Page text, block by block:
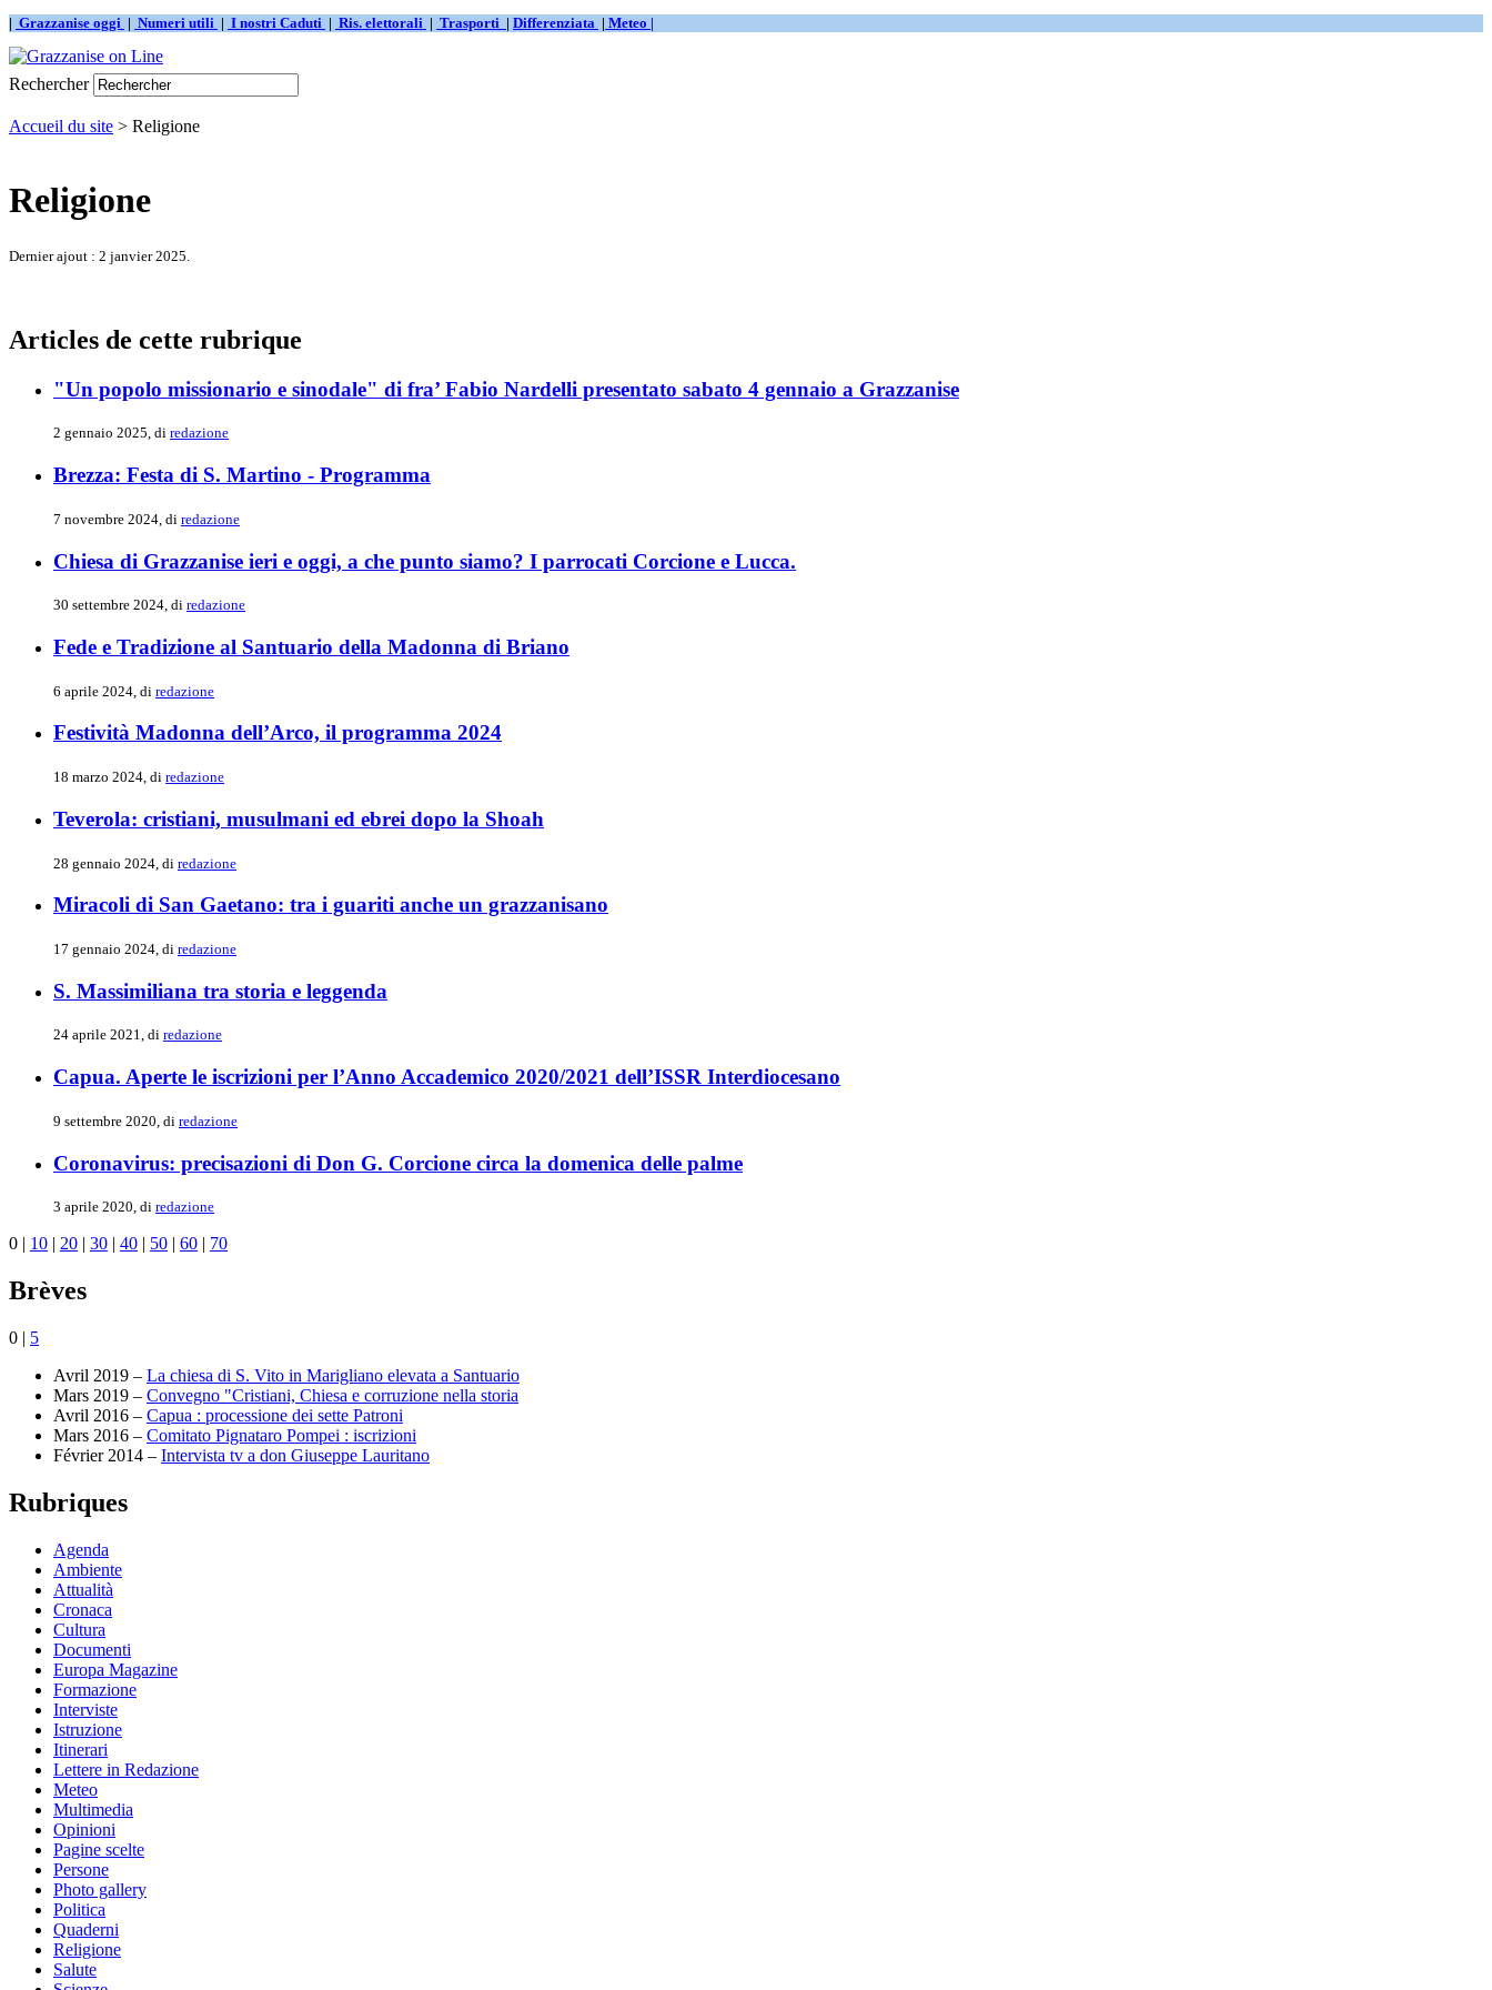
| Grazzanise oggi | Numeri utili | I nostri Caduti | Ris. elettorali | Trasporti | Differenziata | Meteo |
Rechercher
Accueil du site > Religione
Religione
Dernier ajout : 2 janvier 2025.
Articles de cette rubrique
"Un popolo missionario e sinodale" di fra’ Fabio Nardelli presentato sabato 4 gennaio a Grazzanise
2 gennaio 2025, di redazione
Brezza: Festa di S. Martino - Programma
7 novembre 2024, di redazione
Chiesa di Grazzanise ieri e oggi, a che punto siamo? I parrocati Corcione e Lucca.
30 settembre 2024, di redazione
Fede e Tradizione al Santuario della Madonna di Briano
6 aprile 2024, di redazione
Festività Madonna dell’Arco, il programma 2024
18 marzo 2024, di redazione
Teverola: cristiani, musulmani ed ebrei dopo la Shoah
28 gennaio 2024, di redazione
Miracoli di San Gaetano: tra i guariti anche un grazzanisano
17 gennaio 2024, di redazione
S. Massimiliana tra storia e leggenda
24 aprile 2021, di redazione
Capua. Aperte le iscrizioni per l’Anno Accademico 2020/2021 dell’ISSR Interdiocesano
9 settembre 2020, di redazione
Coronavirus: precisazioni di Don G. Corcione circa la domenica delle palme
3 aprile 2020, di redazione
0 | 10 | 20 | 30 | 40 | 50 | 60 | 70
Brèves
0 | 5
Avril 2019 – La chiesa di S. Vito in Marigliano elevata a Santuario
Mars 2019 – Convegno "Cristiani, Chiesa e corruzione nella storia
Avril 2016 – Capua : processione dei sette Patroni
Mars 2016 – Comitato Pignataro Pompei : iscrizioni
Février 2014 – Intervista tv a don Giuseppe Lauritano
Rubriques
Agenda
Ambiente
Attualità
Cronaca
Cultura
Documenti
Europa Magazine
Formazione
Interviste
Istruzione
Itinerari
Lettere in Redazione
Meteo
Multimedia
Opinioni
Pagine scelte
Persone
Photo gallery
Politica
Quaderni
Religione
Salute